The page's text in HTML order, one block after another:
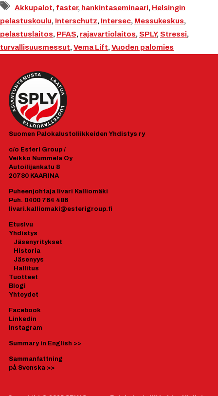
Avainsanat
Akkupalot, faster, hankintaseminaari, Helsingin
pelastuskoulu, Interschutz, Intersec, Messukeskus,
pelastuslaitos, PFAS, rajavartiolaitos, SPLY, Stressi,
turvallisuusmessut, Vema Lift, Vuoden palomies
Suomen Palokalustoliikkeiden Yhdistys ry
c/o Esteri Group /
Veikko Nummela Oy
Autoilijankatu 8
20780 KAARINA
Puheenjohtaja Iivari Kalliomäki
Puh. 0400 764 486
Iivari.kalliomaki@esterigroup.fi
Etusivu
Yhdistys
Jäsenyritykset
Historia
Jäsenyys
Hallitus
Tuotteet
Blogi
Yhteydet
Facebook
Linkedin
Instagram
Summary in English >>
Sammanfattning
på Svenska>>